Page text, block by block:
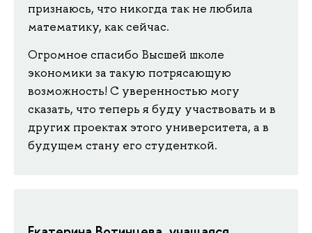
признаюсь, что никогда так не любила
математику, как сейчас.
Огромное спасибо Высшей школе
экономики за такую потрясающую
возможность! С уверенностью могу
сказать, что теперь я буду участвовать и в
других проектах этого университета, а в
будущем стану его студенткой.